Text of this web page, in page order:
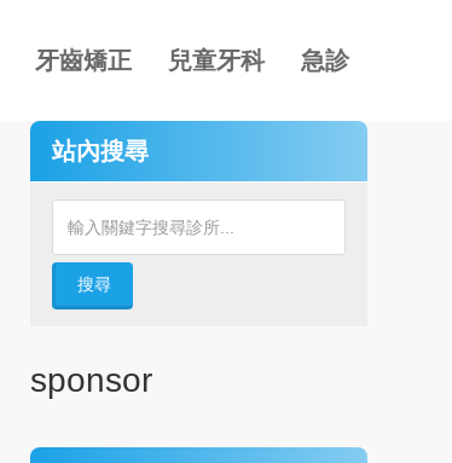
牙齒矯正 兒童牙科 急診
站內搜尋
搜尋
sponsor